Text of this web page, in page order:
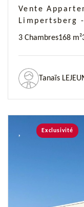
Vente
Limpertsberg
3 Chambres168 m²
Tanaïs
Exclusivité